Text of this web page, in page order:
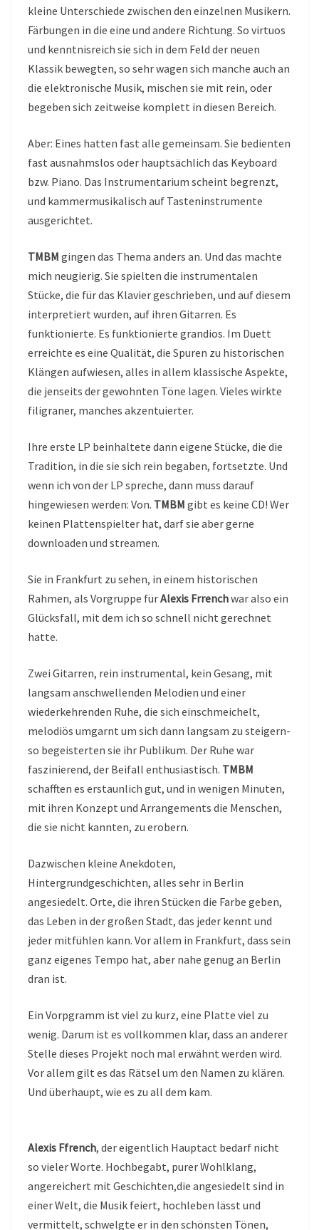
kleine Unterschiede zwischen den einzelnen Musikern.
Färbungen in die eine und andere Richtung. So virtuos
und kenntnisreich sie sich in dem Feld der neuen
Klassik bewegten, so sehr wagen sich manche auch an
die elektronische Musik, mischen sie mit rein, oder
begeben sich zeitweise komplett in diesen Bereich.
Aber: Eines hatten fast alle gemeinsam. Sie bedienten
fast ausnahmslos oder hauptsächlich das Keyboard
bzw. Piano. Das Instrumentarium scheint begrenzt,
und kammermusikalisch auf Tasteninstrumente
ausgerichtet.
TMBM gingen das Thema anders an. Und das machte
mich neugierig. Sie spielten die instrumentalen
Stücke, die für das Klavier geschrieben, und auf diesem
interpretiert wurden, auf ihren Gitarren. Es
funktionierte. Es funktionierte grandios. Im Duett
erreichte es eine Qualität, die Spuren zu historischen
Klängen aufwiesen, alles in allem klassische Aspekte,
die jenseits der gewohnten Töne lagen. Vieles wirkte
filigraner, manches akzentuierter.
Ihre erste LP beinhaltete dann eigene Stücke, die die
Tradition, in die sie sich rein begaben, fortsetzte. Und
wenn ich von der LP spreche, dann muss darauf
hingewiesen werden: Von. TMBM gibt es keine CD! Wer
keinen Plattenspielter hat, darf sie aber gerne
downloaden und streamen.
Sie in Frankfurt zu sehen, in einem historischen
Rahmen, als Vorgruppe fürAlexis Frrenchwar also ein
Glücksfall, mit dem ich so schnell nicht gerechnet
hatte.
Zwei Gitarren, rein instrumental, kein Gesang, mit
langsam anschwellenden Melodien und einer
wiederkehrenden Ruhe, die sich einschmeichelt,
melodiös umgarnt um sich dann langsam zu steigern-
so begeisterten sie ihr Publikum. Der Ruhe war
faszinierend, der Beifall enthusiastisch. TMBM
schafften es erstaunlich gut, und in wenigen Minuten,
mit ihren Konzept und Arrangements die Menschen,
die sie nicht kannten, zu erobern.
Dazwischen kleine Anekdoten,
Hintergrundgeschichten, alles sehr in Berlin
angesiedelt. Orte, die ihren Stücken die Farbe geben,
das Leben in der großen Stadt, das jeder kennt und
jeder mitfühlen kann. Vor allem in Frankfurt, dass sein
ganz eigenes Tempo hat, aber nahe genug an Berlin
dran ist.
Ein Vorpgramm ist viel zu kurz, eine Platte viel zu
wenig. Darum ist es vollkommen klar, dass an anderer
Stelle dieses Projekt noch mal erwähnt werden wird.
Vor allem gilt es das Rätsel um den Namen zu klären.
Und überhaupt, wie es zu all dem kam.
Alexis Ffrench, der eigentlich Hauptact bedarf nicht
so vieler Worte. Hochbegabt, purer Wohlklang,
angereichert mit Geschichten,die angesiedelt sind in
einer Welt, die Musik feiert, hochleben lässt und
vermittelt, schwelgte er in den schönsten Tönen,